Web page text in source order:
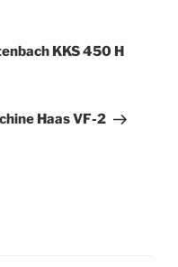
KKS 450 H
Haas VF-2